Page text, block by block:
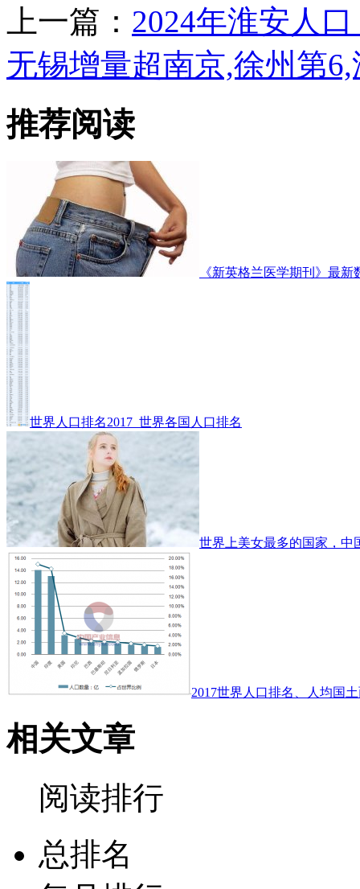
上一篇： 2024年淮安人
无锡增量超南京,徐州第
推荐阅读
《新英格兰医学期刊》最
世界人口排名2017_世界各国人口排名
世界上美女最多的国家，中
2017世界人口排名、人均国
相关文章
阅读排行
总排名